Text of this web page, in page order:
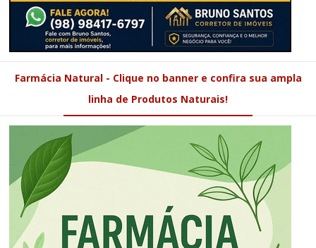
Farmácia Natural - Clique no banner e confira sua ampla
linha de Produtos Naturais!